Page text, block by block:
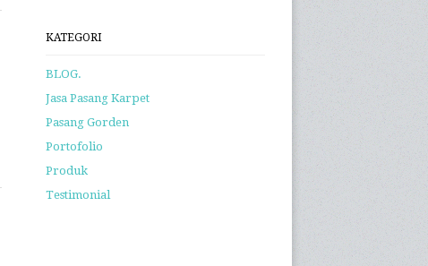
KATEGORI
BLOG.
Jasa Pasang Karpet
Pasang Gorden
Portofolio
Produk
Testimonial